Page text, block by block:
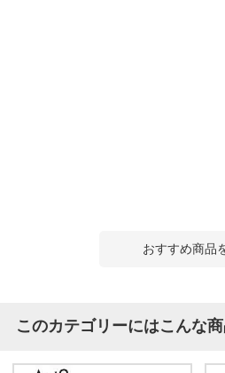
おすすめ商品
このカテゴリーにはこんな